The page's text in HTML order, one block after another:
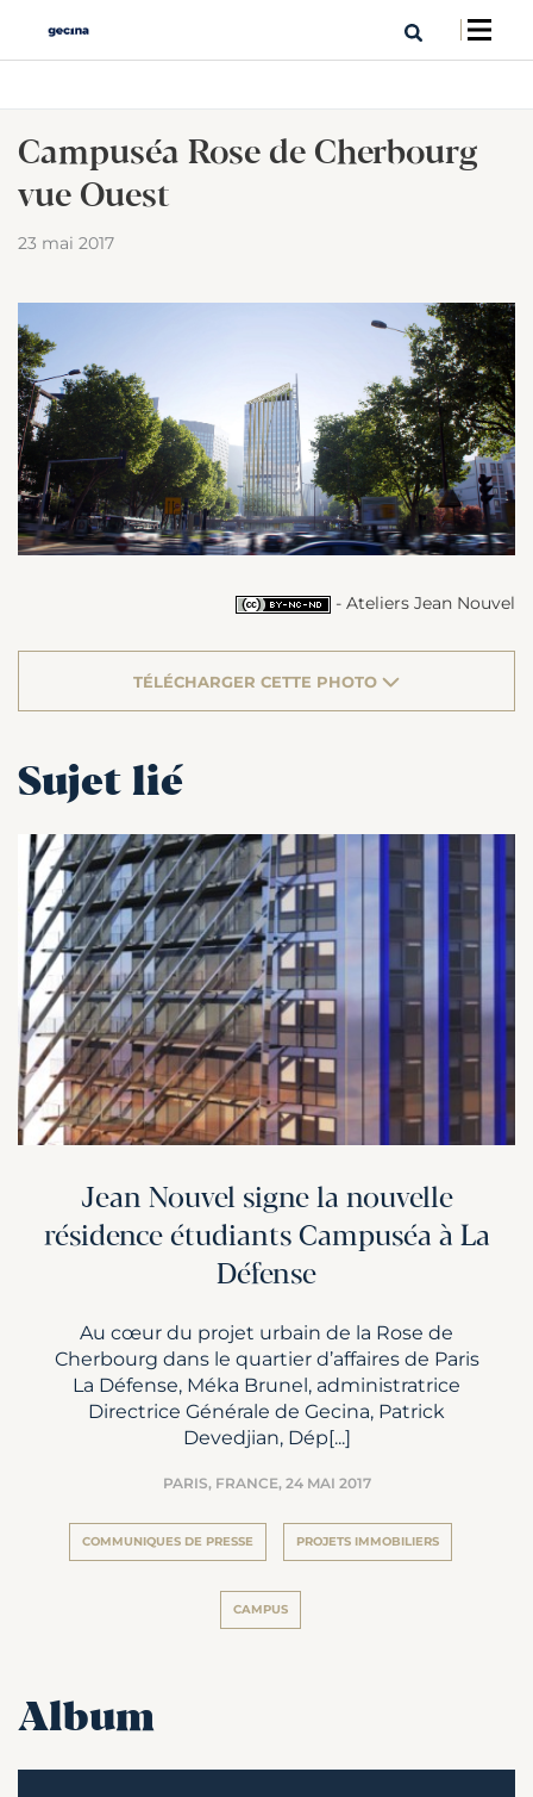
Campuséa Rose de Cherbourg
vue Ouest
23 mai 2017
- Ateliers Jean Nouvel
TÉLÉCHARGER CETTE PHOTO
Sujet lié
Jean Nouvel signe la nouvelle
résidence étudiants Campuséa à La
Défense
Au cœur du projet urbain de la Rose de
Cherbourg dans le quartier d’affaires de Paris
La Défense, Méka Brunel, administratrice
Directrice Générale de Gecina, Patrick
Devedjian, Dép[...]
PARIS, FRANCE, 24 MAI 2017
COMMUNIQUES DE PRESSE PROJETS IMMOBILIERS
CAMPUS
Album